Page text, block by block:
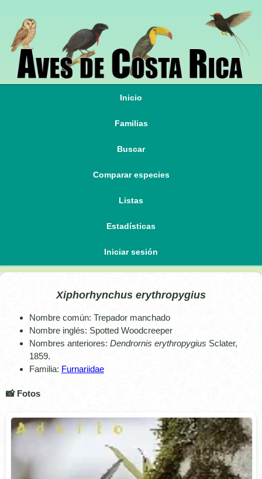
Inicio
Familias
Buscar
Comparar especies
Listas
Estadísticas
Iniciar sesión
Xiphorhynchus erythropygius
Nombre común: Trepador manchado
Nombre inglés: Spotted Woodcreeper
Nombres anteriores: Dendrornis erythropygius Sclater,
1859.
Familia: Furnariidae
📸 Fotos